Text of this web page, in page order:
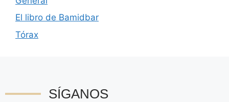
El libro de Bamidbar
Tórax
SÍGANOS